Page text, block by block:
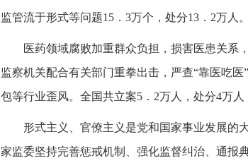
监管流于形式等问题15．3万个，处分13．2万人。
医药领域腐败加重群众负担，损害医患关系
监察机关配合有关部门重拳出击，严查“靠医吃
包等行业歪风。全国共立案5．2万人，处分4万人
形式主义、官僚主义是党和国家事业发展的
家监委坚持完善惩戒机制、强化监督纠治、通报